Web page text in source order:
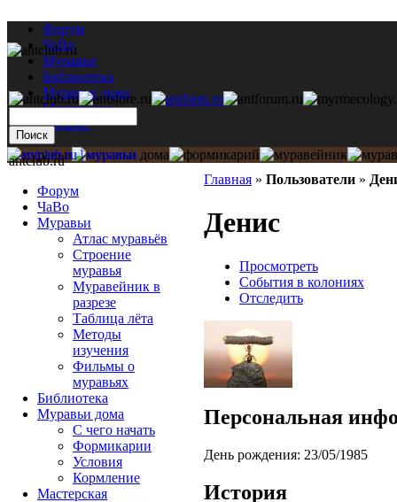
Форум
ЧаВо
Муравьи
Библиотека
Муравьи дома
Мастерская
Каталог
Главная » Пользователи »
Денис
Просмотреть
События в колониях
Отследить
Персональная
День рождения: 23/05/1985
История
antclub.ru
Форум
ЧаВо
Муравьи
Атлас муравьёв
Строение
муравья
Муравейник в
разрезе
Таблица лёта
Методы
изучения
Фильмы о
муравьях
Библиотека
Муравьи дома
С чего начать
Формикарии
Условия
Кормление
Мастерская